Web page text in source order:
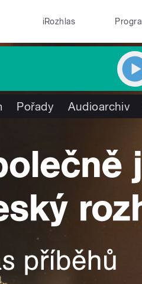
iRozhlas
Pořady Audioarchiv